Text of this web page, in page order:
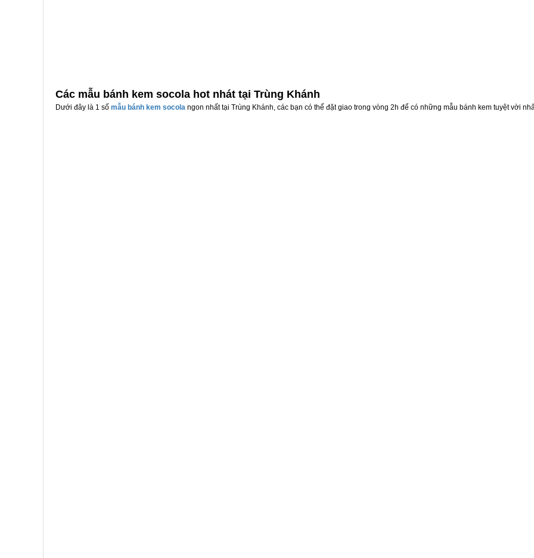
Các mẫu bánh kem socola hot nhát tại Trùng Khánh
Dưới đây là 1 số mẫu bánh kem socola ngon nhất tại Trùng Khánh, các bạn có thể đặt giao trong vòng 2h để có những mẫu bánh kem tuyệt vời